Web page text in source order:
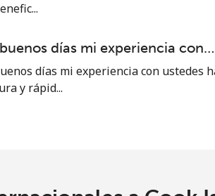
días mi experiencia con…
días mi experiencia con ustedes
y rápid...